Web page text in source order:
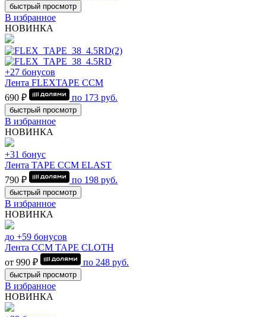
быстрый просмотр
В избранное
НОВИНКА
+27 бонусов
Лента FLEXTAPE CCM
690 ₽
по 173 руб.
быстрый просмотр
В избранное
НОВИНКА
+31 бонус
Лента TAPE CCM ELAST
790 ₽
по 198 руб.
быстрый просмотр
В избранное
НОВИНКА
до +59 бонусов
Лента CCM TAPE CLOTH
от 990 ₽
по 248 руб.
быстрый просмотр
В избранное
НОВИНКА